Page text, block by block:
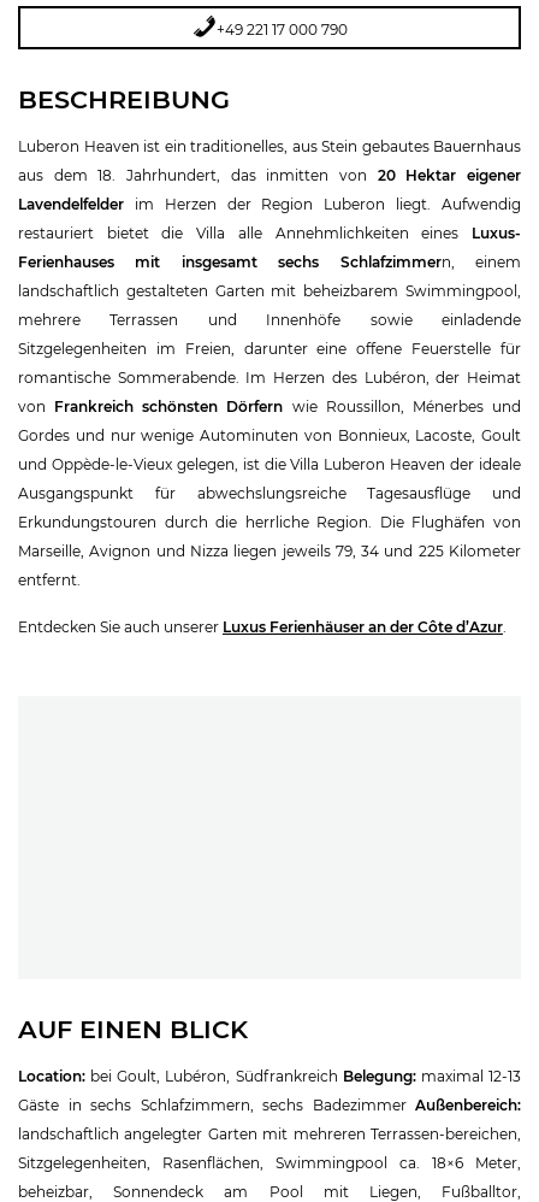
+49 221 17 000 790
BESCHREIBUNG
Luberon Heaven ist ein traditionelles, aus Stein gebautes Bauernhaus
aus dem 18. Jahrhundert, das inmitten von 20 Hektar eigener
Lavendelfelder im Herzen der Region Luberon liegt. Aufwendig
restauriert bietet die Villa alle Annehmlichkeiten eines Luxus-
Ferienhauses mit insgesamt sechs Schlafzimmern, einem
landschaftlich gestalteten Garten mit beheizbarem Swimmingpool,
mehrere Terrassen und Innenhöfe sowie einladende
Sitzgelegenheiten im Freien, darunter eine offene Feuerstelle für
romantische Sommerabende. Im Herzen des Lubéron, der Heimat
von Frankreich schönsten Dörfern wie Roussillon, Ménerbes und
Gordes und nur wenige Autominuten von Bonnieux, Lacoste, Goult
und Oppède-le-Vieux gelegen, ist die Villa Luberon Heaven der ideale
Ausgangspunkt für abwechslungsreiche Tagesausflüge und
Erkundungstouren durch die herrliche Region. Die Flughäfen von
Marseille, Avignon und Nizza liegen jeweils 79, 34 und 225 Kilometer
entfernt.
Entdecken Sie auch unserer Luxus Ferienhäuser an der Côte d’Azur
AUF EINEN BLICK
Location: bei Goult, Lubéron, Südfrankreich Belegung:maximal 12-13
Gäste in sechs Schlafzimmern, sechs Badezimmer Außenbereich:
landschaftlich angelegter Garten mit mehreren Terrassen-bereichen,
Sitzgelegenheiten, Rasenflächen, Swimmingpool ca. 18×6 Meter,
beheizbar, Sonnendeck am Pool mit Liegen, Fußballtor,